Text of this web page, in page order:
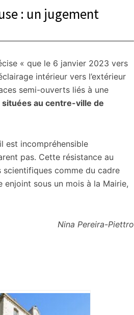
: un jugement
« que le 6 janvier 2023 vers
intérieur vers l’extérieur
semi-ouverts liés à une
au centre-ville de
est incompréhensible
pas. Cette résistance au
scientifiques comme du cadre
sous un mois à la Mairie,
Nina Pereira-Piettro